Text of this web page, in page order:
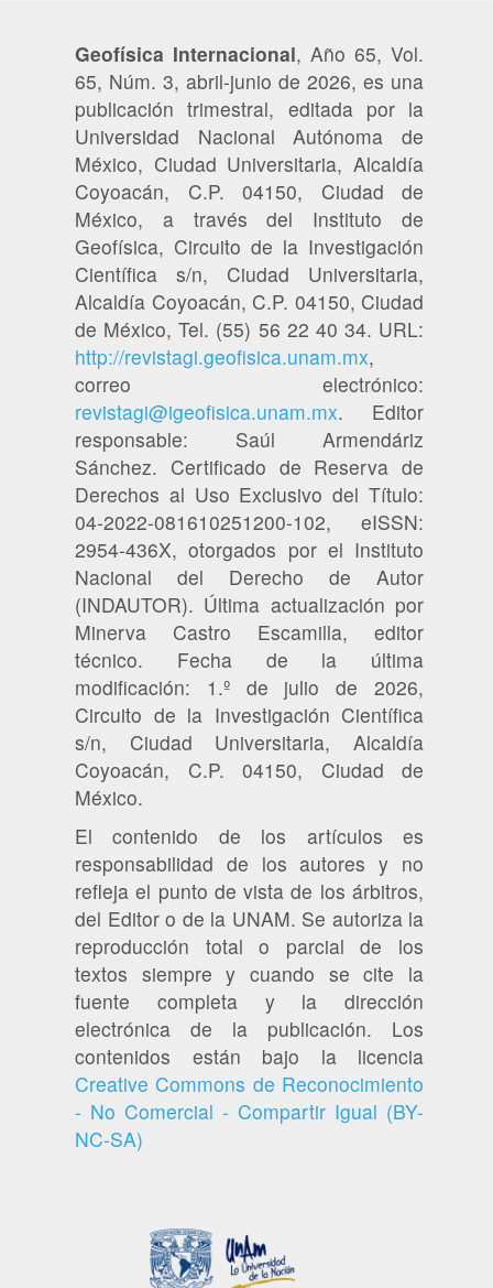
Geofísica Internacional, Año 65, Vol.
65, Núm. 3, abril-junio de 2026, es una
publicación trimestral, editada por la
Universidad Nacional Autónoma de
México, Ciudad Universitaria, Alcaldía
Coyoacán, C.P. 04150, Ciudad de
México, a través del Instituto de
Geofísica, Circuito de la Investigación
Científica s/n, Ciudad Universitaria,
Alcaldía Coyoacán, C.P. 04150, Ciudad
de México, Tel. (55) 56 22 40 34. URL:
http://revistagi.geofisica.unam.mx,
correo electrónico:
revistagi@igeofisica.unam.mx. Editor
responsable: Saúl Armendáriz
Sánchez. Certificado de Reserva de
Derechos al Uso Exclusivo del Título:
04-2022-081610251200-102, eISSN:
2954-436X, otorgados por el Instituto
Nacional del Derecho de Autor
(INDAUTOR). Última actualización por
Minerva Castro Escamilla, editor
técnico. Fecha de la última
modificación: 1.º de julio de 2026,
Circuito de la Investigación Científica
s/n, Ciudad Universitaria, Alcaldía
Coyoacán, C.P. 04150, Ciudad de
México.
El contenido de los artículos es
responsabilidad de los autores y no
refleja el punto de vista de los árbitros,
del Editor o de la UNAM. Se autoriza la
reproducción total o parcial de los
textos siempre y cuando se cite la
fuente completa y la dirección
electrónica de la publicación. Los
contenidos están bajo la licencia
Creative Commons de Reconocimiento
- No Comercial - Compartir Igual (BY-
NC-SA)